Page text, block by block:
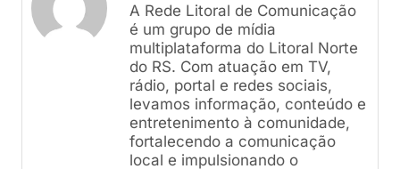
A Rede Litoral de Comunicação
é um grupo de mídia
multiplataforma do Litoral Norte
do RS. Com atuação em TV,
rádio, portal e redes sociais,
levamos informação, conteúdo e
entretenimento à comunidade,
fortalecendo a comunicação
local e impulsionando o